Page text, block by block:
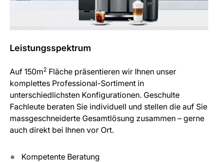
Leistungsspektrum
Auf 150m2 Fläche präsentieren wir Ihnen unser
komplettes Professional-Sortiment in
unterschiedlichsten Konfigurationen. Geschulte
Fachleute beraten Sie individuell und stellen die auf Sie
massgeschneiderte Gesamtlösung zusammen – gerne
auch direkt bei Ihnen vor Ort.
Kompetente Beratung